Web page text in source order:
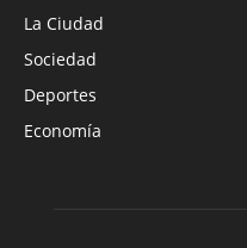
La Ciudad
Sociedad
Deportes
Economía